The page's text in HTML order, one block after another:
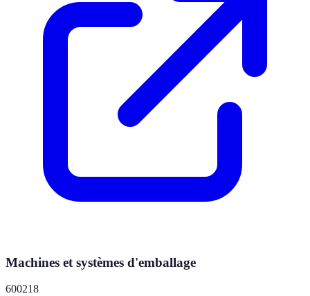
Machines et systèmes d'emballage
600218